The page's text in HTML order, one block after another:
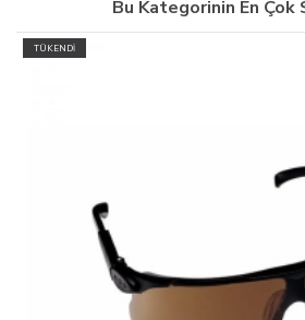
Bu Kategorinin En Çok
TÜKENDİ